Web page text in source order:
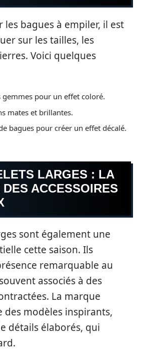
bagues à empiler, il est
sur les tailles, les
Voici quelques
pour un effet coloré.
mates et brillantes.
bagues pour créer un effet décalé.
LARGES : LA
ACCESSOIRES
sont également une
cette saison. Ils
remarquable au
associés à des
La marque
des modèles inspirants,
détails élaborés, qui